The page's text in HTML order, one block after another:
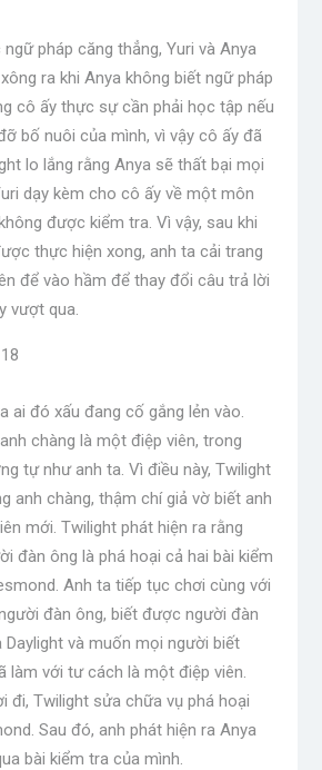
pháp căng thẳng, Yuri và Anya
ra khi Anya không biết ngữ pháp
cô ấy thực sự cần phải học tập nếu
bố nuôi của mình, vì vậy cô ấy đã
lo lắng rằng Anya sẽ thất bại mọi
dạy kèm cho cô ấy về một môn
được kiểm tra. Vì vậy, sau khi
thực hiện xong, anh ta cải trang
để vào hầm để thay đổi câu trả lời
vượt qua.
ai đó xấu đang cố gắng lẻn vào.
chàng là một điệp viên, trong
tự như anh ta. Vì điều này, Twilight
anh chàng, thậm chí giả vờ biết anh
mới. Twilight phát hiện ra rằng
đàn ông là phá hoại cả hai bài kiểm
Anh ta tiếp tục chơi cùng với
đàn ông, biết được người đàn
Daylight và muốn mọi người biết
làm với tư cách là một điệp viên.
đi, Twilight sửa chữa vụ phá hoại
Sau đó, anh phát hiện ra Anya
bài kiểm tra của mình.